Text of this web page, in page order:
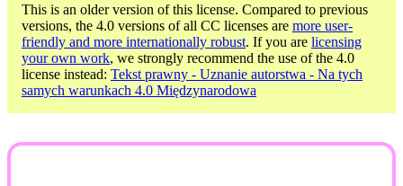
This is an older version of this license. Compared to previous
versions, the 4.0 versions of all CC licenses are more user-
friendly and more internationally robust. If you are licensing
your own work, we strongly recommend the use of the 4.0
license instead: Tekst prawny - Uznanie autorstwa - Na tych
samych warunkach 4.0 Międzynarodowa